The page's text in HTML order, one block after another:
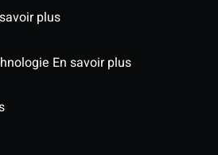
plus
En savoir plus